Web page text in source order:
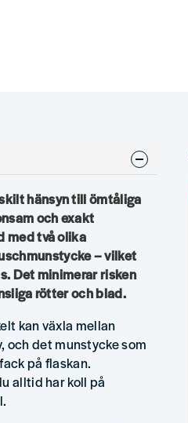
hänsyn till ömtåliga
och exakt
med två olika
– vilket
Det minimerar risken
rötter och blad.
kan växla mellan
och det munstycke som
på flaskan.
alltid har koll på